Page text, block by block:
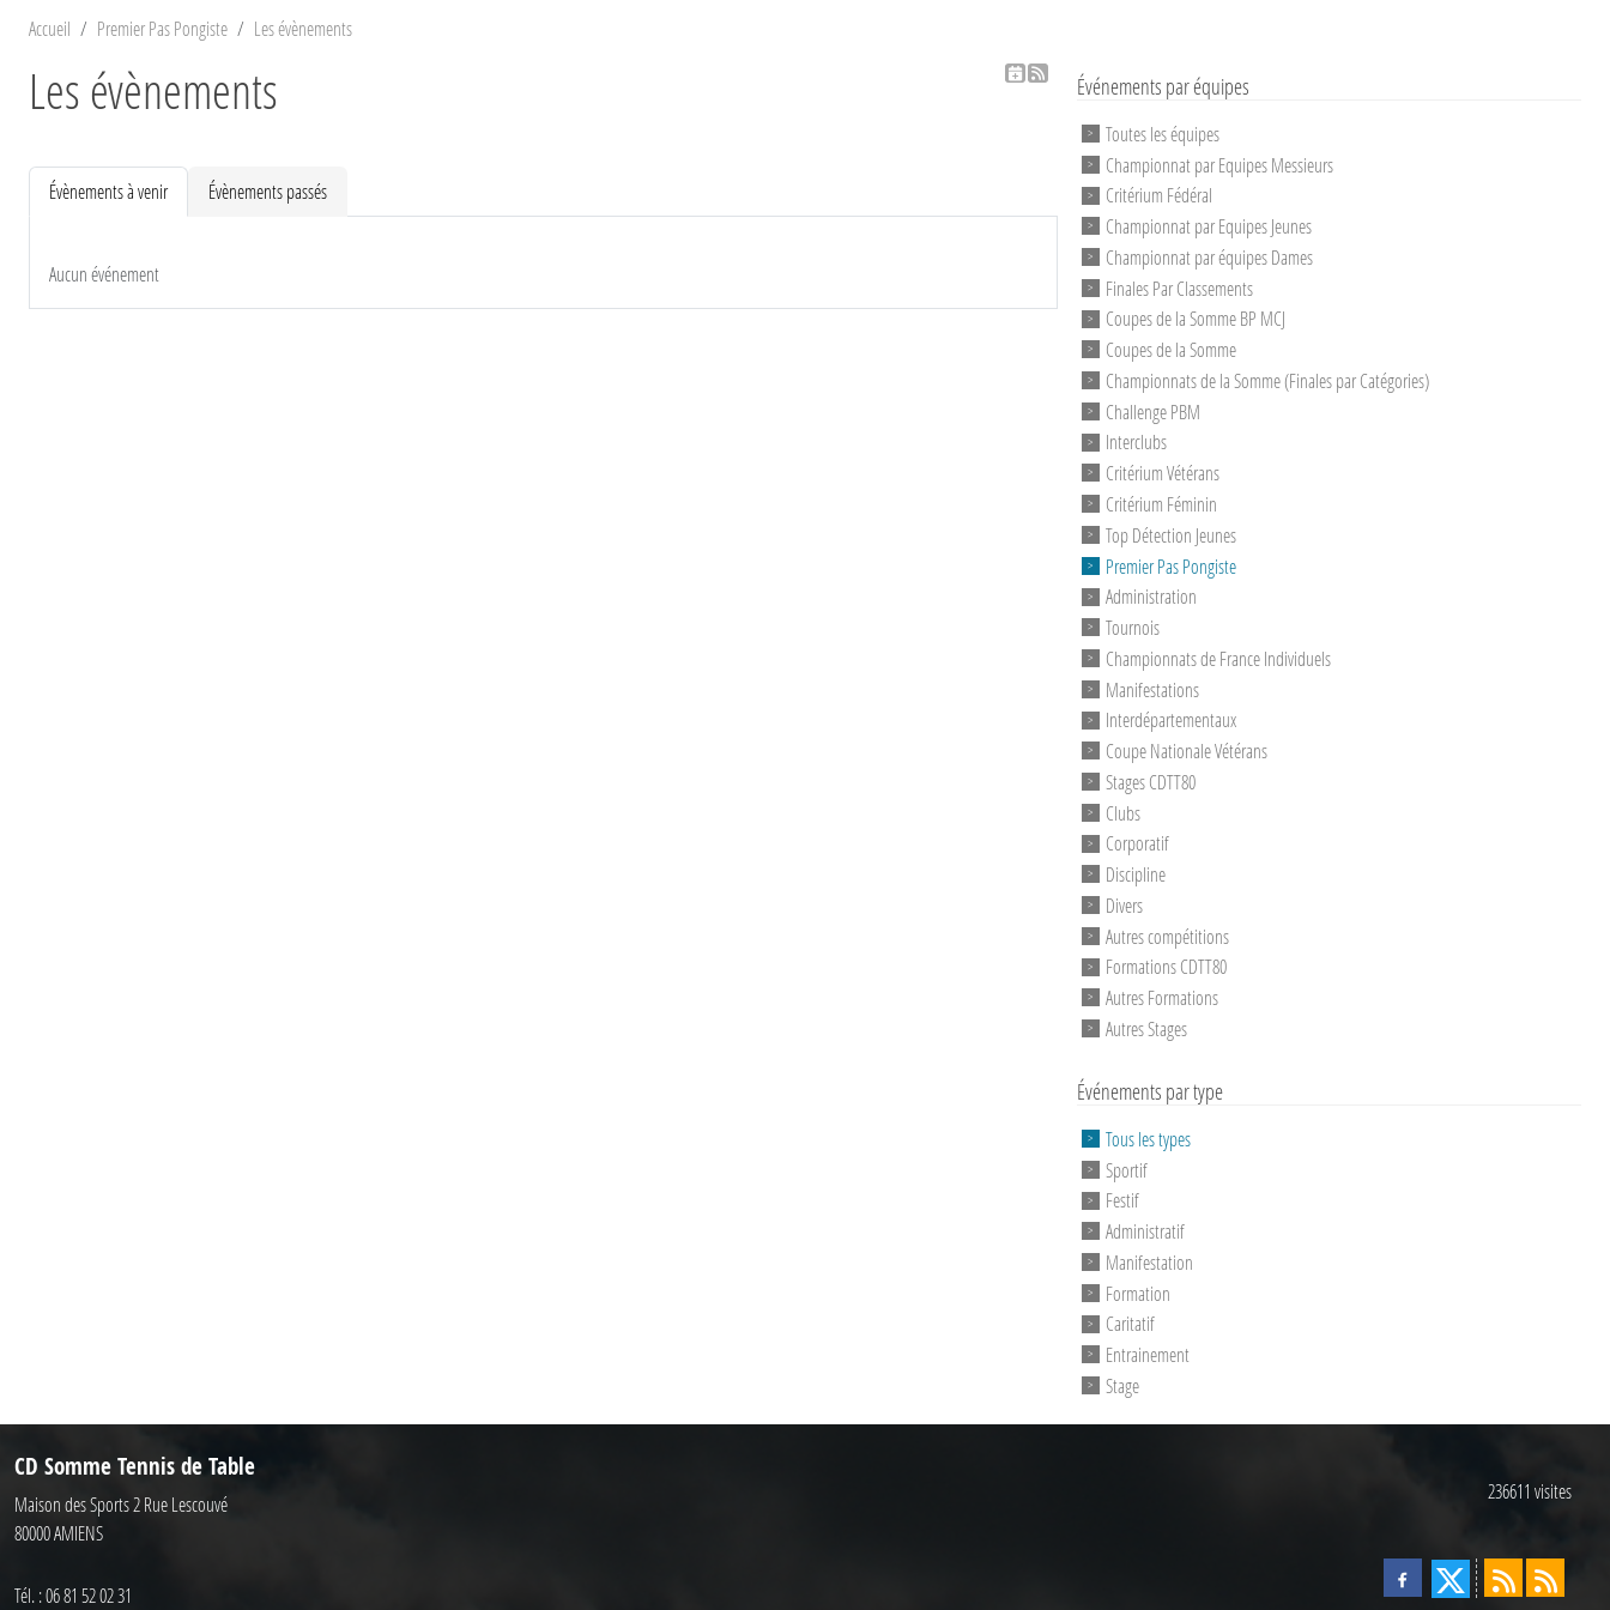
Accueil Premier Pas Pongiste Les évènements
Les évènements
Évènements à venir Évènements passés
Aucun événement
Événements par équipes
Toutes les équipes
Championnat par Equipes Messieurs
Critérium Fédéral
Championnat par Equipes Jeunes
Championnat par équipes Dames
Finales Par Classements
Coupes de la Somme BP MCJ
Coupes de la Somme
Championnats de la Somme (Finales par Catégories)
Challenge PBM
Interclubs
Critérium Vétérans
Critérium Féminin
Top Détection Jeunes
Premier Pas Pongiste
Administration
Tournois
Championnats de France Individuels
Manifestations
Interdépartementaux
Coupe Nationale Vétérans
Stages CDTT80
Clubs
Corporatif
Discipline
Divers
Autres compétitions
Formations CDTT80
Autres Formations
Autres Stages
Événements par type
Tous les types
Sportif
Festif
Administratif
Manifestation
Formation
Caritatif
Entrainement
Stage
CD Somme Tennis de Table
Maison des Sports 2 Rue Lescouvé
80000AMIENS
Tél. :06 81 52 02 31
236611 visites